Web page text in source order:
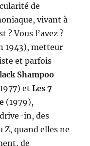
de
vivant à
? Vous l’avez ?
1943), metteur
et parfois
Shampoo
etLes 7
(1979),
in, des
Z, quand elles ne
de